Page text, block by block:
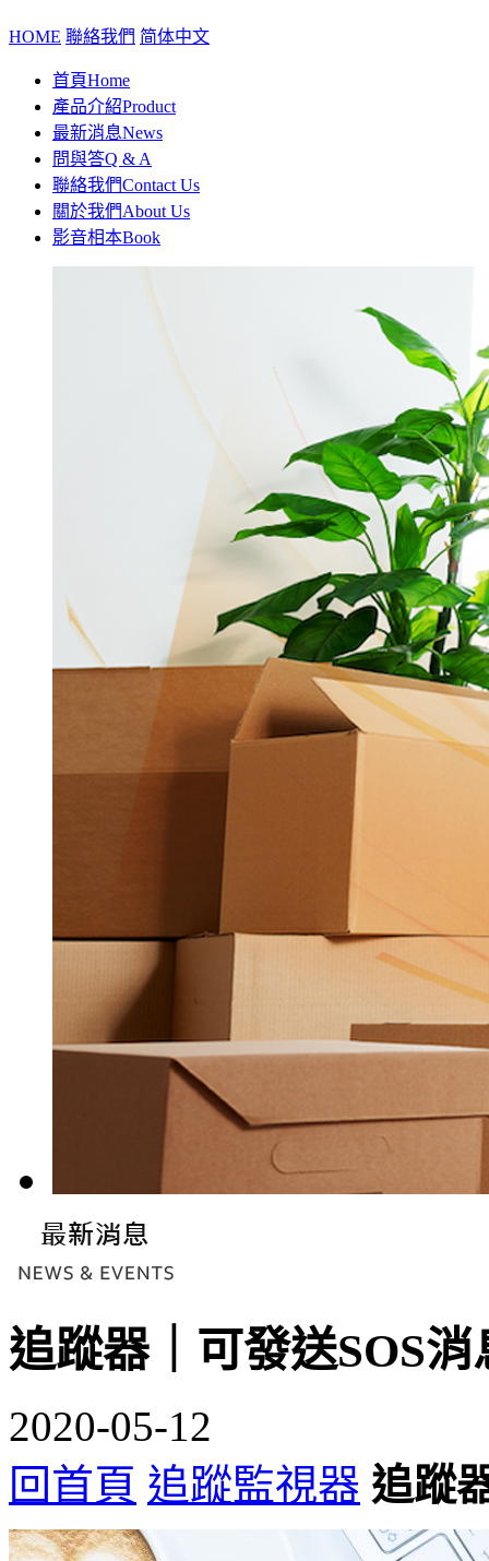
HOME 聯絡我們 简体中文
首頁Home
產品介紹Product
最新消息News
問與答Q & A
聯絡我們Contact Us
關於我們About Us
影音相本Book
追蹤器｜可發送SOS消
2020-05-12
回首頁 追蹤監視器 追蹤